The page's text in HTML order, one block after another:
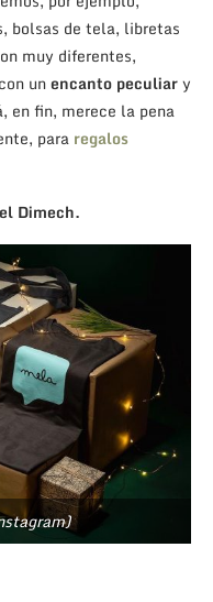
bolsas de tela, libretas
muy diferentes,
unencanto peculiary
en fin, merece la pena
para regalos
Dimech.